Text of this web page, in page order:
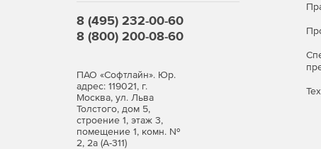
8 (495) 232-00-60
8 (800) 200-08-60
ПАО «Софтлайн». Юр.
адрес: 119021, г.
Москва, ул. Льва
Толстого, дом 5,
строение 1, этаж 3,
помещение 1, комн. №
2, 2а (А-311)